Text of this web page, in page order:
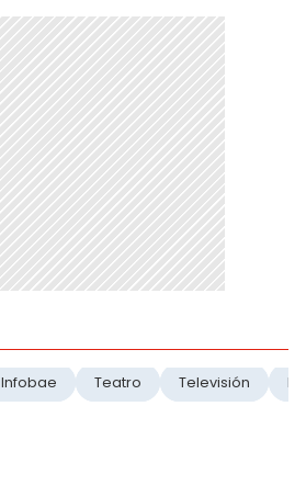
Infobae Teatro Televisión